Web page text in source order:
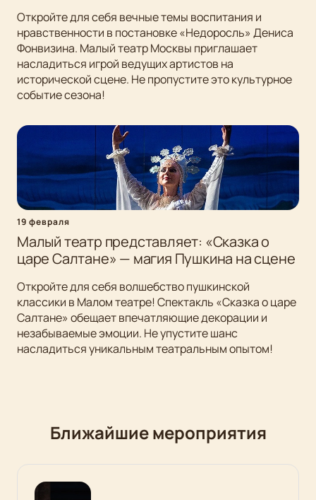
Откройте для себя вечные темы воспитания и
нравственности в постановке «Недоросль» Дениса
Фонвизина. Малый театр Москвы приглашает
насладиться игрой ведущих артистов на
исторической сцене. Не пропустите это культурное
событие сезона!
19 февраля
Малый театр представляет: «Сказка о
царе Салтане» — магия Пушкина на сцене
Откройте для себя волшебство пушкинской
классики в Малом театре! Спектакль «Сказка о царе
Салтане» обещает впечатляющие декорации и
незабываемые эмоции. Не упустите шанс
насладиться уникальным театральным опытом!
Ближайшие мероприятия